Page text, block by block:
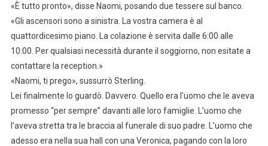
«È tutto pronto», disse Naomi, posando due tessere sul banco.
«Gli ascensori sono a sinistra. La vostra camera è al
quattordicesimo piano. La colazione è servita dalle 6:00 alle
10:00. Per qualsiasi necessità durante il soggiorno, non esitate a
contattare la reception.»
«Naomi, ti prego», sussurrò Sterling.
Lei finalmente lo guardò. Davvero. Quello era l’uomo che le aveva
promesso “per sempre” davanti alle loro famiglie. L’uomo che
l’aveva stretta tra le braccia al funerale di suo padre. L’uomo che
adesso era nella sua hall con una Veronica, pagando con la loro